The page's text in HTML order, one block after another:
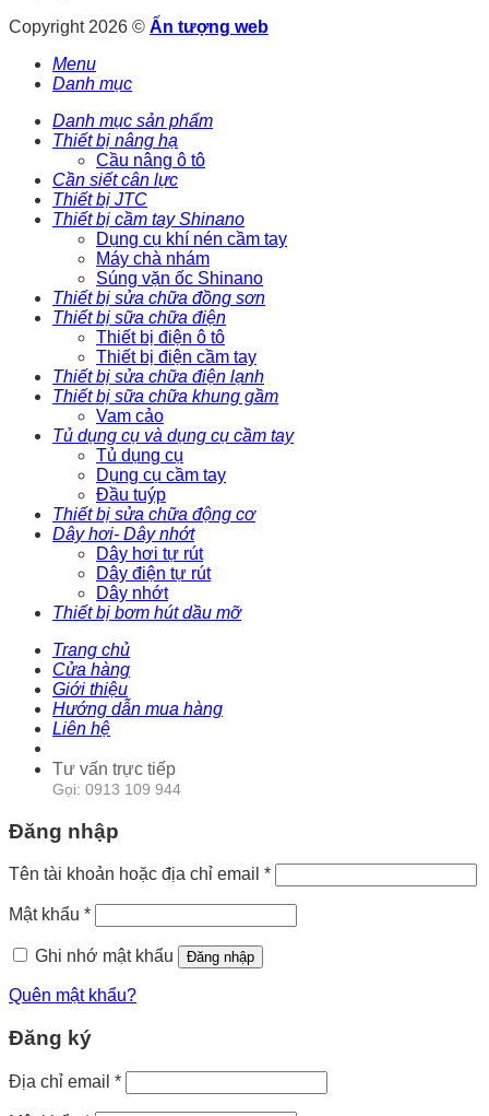
Copyright 2026 © Ấn tượng web
Menu
Danh mục
Danh mục sản phẩm
Thiết bị nâng hạ
Cầu nâng ô tô
Cần siết cân lực
Thiết bị JTC
Thiết bị cầm tay Shinano
Dụng cụ khí nén cầm tay
Máy chà nhám
Súng vặn ốc Shinano
Thiết bị sửa chữa đồng sơn
Thiết bị sữa chữa điện
Thiết bị điện ô tô
Thiết bị điện cầm tay
Thiết bị sửa chữa điện lạnh
Thiết bị sữa chữa khung gầm
Vam cảo
Tủ dụng cụ và dụng cụ cầm tay
Tủ dụng cụ
Dụng cụ cầm tay
Đầu tuýp
Thiết bị sửa chữa động cơ
Dây hơi- Dây nhớt
Dây hơi tự rút
Dây điện tự rút
Dây nhớt
Thiết bị bơm hút dầu mỡ
Trang chủ
Cửa hàng
Giới thiệu
Hướng dẫn mua hàng
Liên hệ
Tư vấn trực tiếp
Gọi: 0913 109 944
Đăng nhập
Tên tài khoản hoặc địa chỉ email *
Mật khẩu *
Ghi nhớ mật khẩu Đăng nhập
Quên mật khẩu?
Đăng ký
Địa chỉ email *